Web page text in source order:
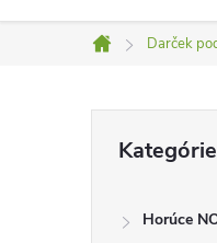
Domov
Darček
kategórie
Kategórie
Horúce